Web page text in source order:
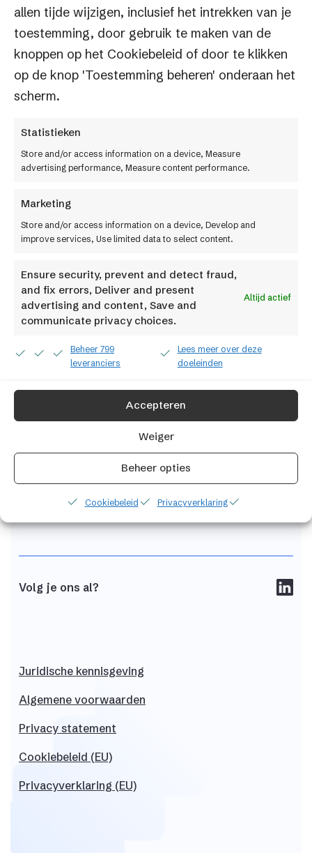
allen tijde wijzigen, inclusief het intrekken van je
toestemming, door gebruik te maken van de
knoppen op het Cookiebeleid of door te klikken
op de knop 'Toestemming beheren' onderaan het
scherm.
Statistieken
Store and/or access information on a device, Measure
advertising performance, Measure content performance.
Marketing
Store and/or access information on a device, Develop and
improve services, Use limited data to select content.
Ensure security, prevent and detect fraud,
and fix errors, Deliver and present
advertising and content, Save and
communicate privacy choices.
Altijd actief
Beheer 799
leveranciers
Lees meer over deze
doeleinden
Accepteren
Weiger
Beheer opties
Cookiebeleid Privacyverklaring
Slimmee-commerce.
Serieuze groei.
Factif BV
Keulenstraat 12
0570 609941
ShopMaster
Pakketten en prijzen
Integraties
Over ons
Werken bijFactif
Contact
Juridische kennisgeving
Algemene voorwaarden
Privacy statement
Cookiebeleid (EU)
Privacyverklaring (EU)
Volg je ons al?